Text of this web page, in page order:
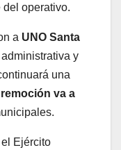
operativo.
a UNO Santa
y
una
remoción va a
Ejército